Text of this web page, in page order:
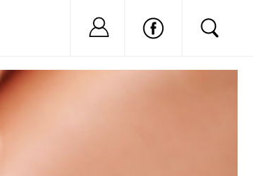
Nu ai cont?